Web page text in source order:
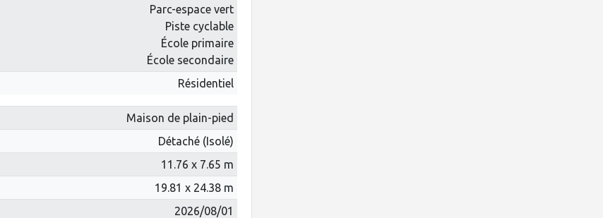
Parc-espace vert
Piste cyclable
École primaire
École secondaire
Résidentiel
Maison de plain-pied
Détaché (Isolé)
11.76 x 7.65 m
19.81 x 24.38 m
2026/08/01